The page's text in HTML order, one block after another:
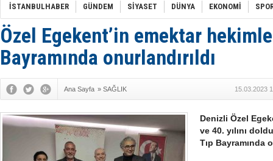
Erkek
Tommy
Yeri
Ceza
Kayyum
İtalyan
3 gözaltı:
İSTANBULHABER GÜNDEM SİYASET DÜNYA EKONOMİ
Özel Egekent’in emektar
Bayramında onurlandırıldı
Ana Sayfa » SAĞLIK 15.03.2023
Denizli Özel
ve 40. yılını
Tıp Bayramında